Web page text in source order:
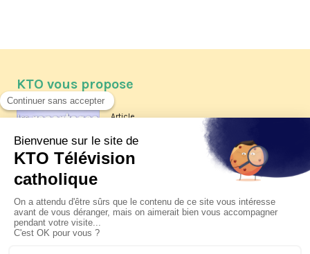
KTO vous propose
Article
Les reportages d'été 2026 de KTO
La visite pastorale du pape Léon
XIV à Assise à suivre sur KTO le
jeudi 6 août